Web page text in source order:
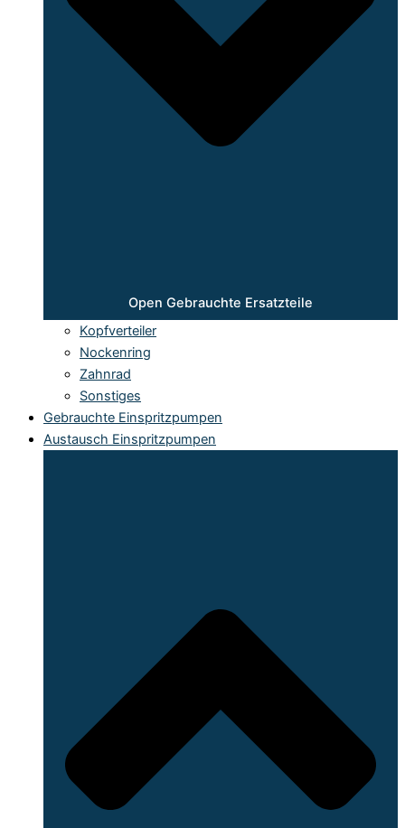
Open Gebrauchte Ersatzteile
Kopfverteiler
Nockenring
Zahnrad
Sonstiges
Gebrauchte Einspritzpumpen
Austausch Einspritzpumpen